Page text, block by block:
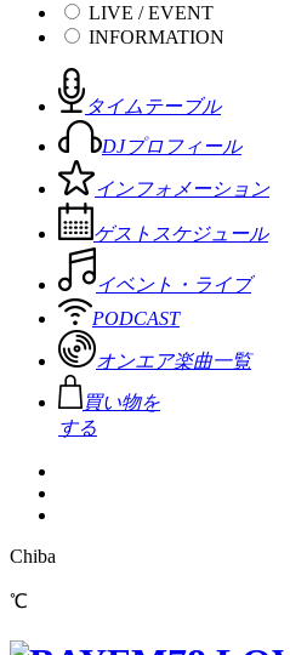
LIVE / EVENT
INFORMATION
タイムテーブル
DJプロフィール
インフォメーション
ゲストスケジュール
イベント・ライブ
PODCAST
オンエア楽曲一覧
買い物を
する
Chiba
℃